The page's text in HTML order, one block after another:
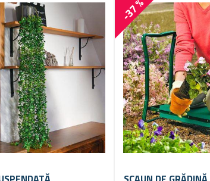
-37 %